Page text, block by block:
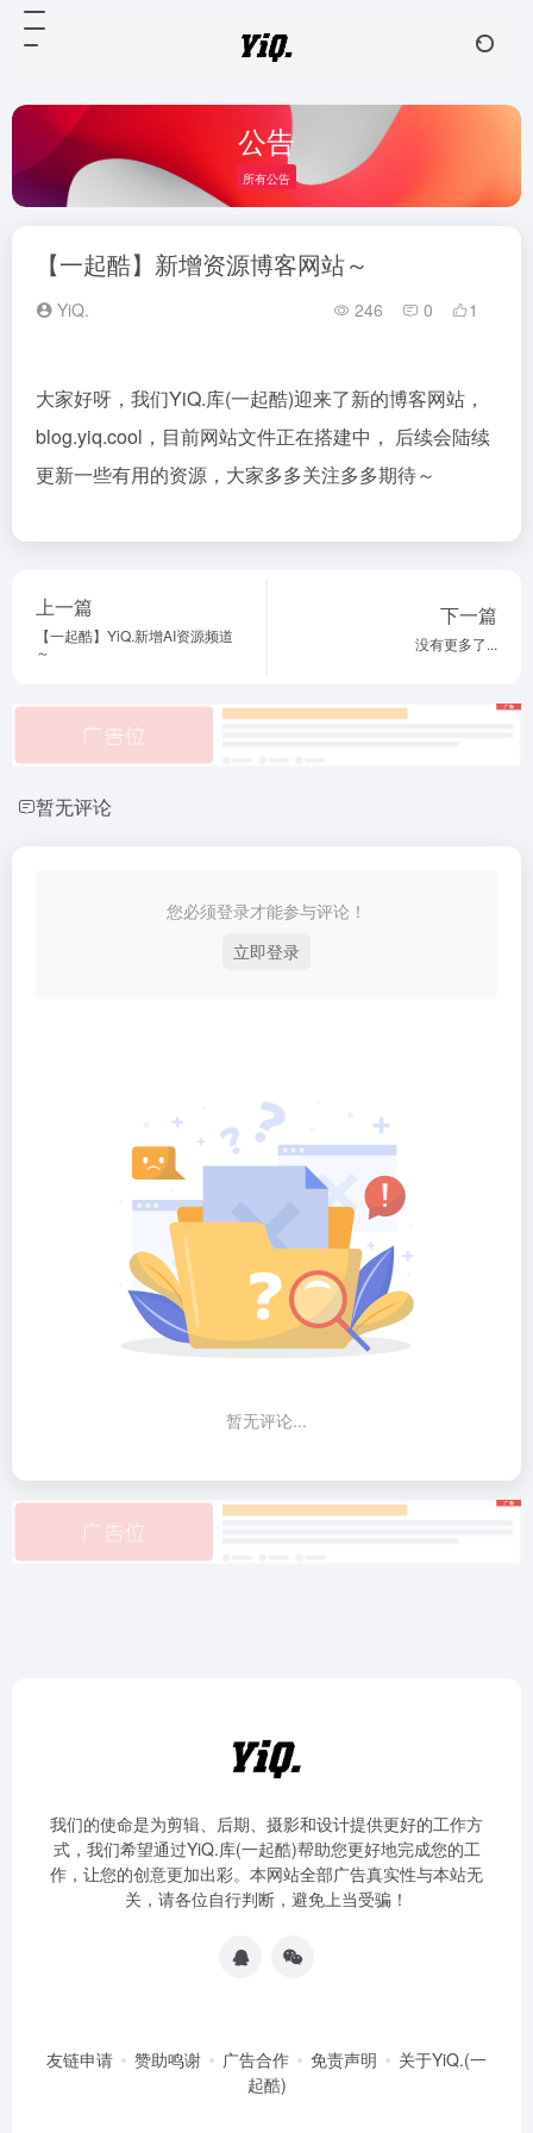
公告
所有公告
【一起酷】新增资源博客网站～
YiQ. 246 0 1
大家好呀，我们YiQ.库(一起酷)迎来了新的博客网站，
blog.yiq.cool，目前网站文件正在搭建中， 后续会陆续
更新一些有用的资源，大家多多关注多多期待～
上一篇
【一起酷】YiQ.新增AI资源频道
～
下一篇
没有更多了...
暂无评论
您必须登录才能参与评论！
立即登录
暂无评论...
我们的使命是为剪辑、后期、摄影和设计提供更好的工作方
式，我们希望通过YiQ.库(一起酷)帮助您更好地完成您的工
作，让您的创意更加出彩。本网站全部广告真实性与本站无
关，请各位自行判断，避免上当受骗！
友链申请 赞助鸣谢 广告合作 免责声明
关于YiQ.(一
起酷)